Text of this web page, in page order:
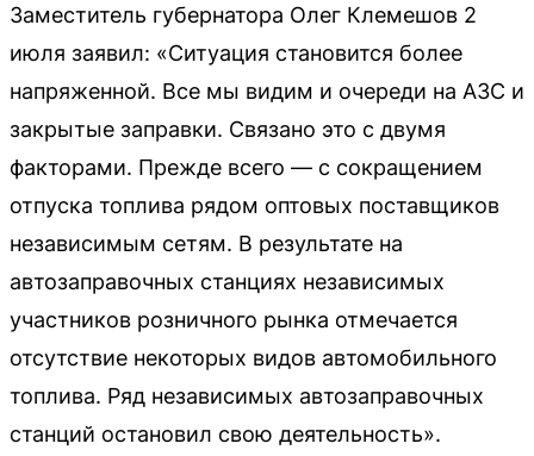
Заместитель губернатора Олег Клемешов 2
июля заявил: «Ситуация становится более
напряженной. Все мы видим и очереди на АЗС и
закрытые заправки. Связано это с двумя
факторами. Прежде всего — с сокращением
отпуска топлива рядом оптовых поставщиков
независимым сетям. В результате на
автозаправочных станциях независимых
участников розничного рынка отмечается
отсутствие некоторых видов автомобильного
топлива. Ряд независимых автозаправочных
станций остановил свою деятельность».